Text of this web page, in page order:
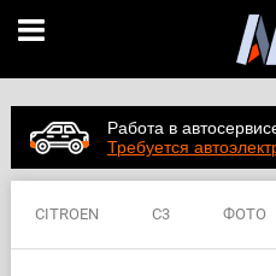
Работа в
Требуется
CITROEN C3 ФОТО